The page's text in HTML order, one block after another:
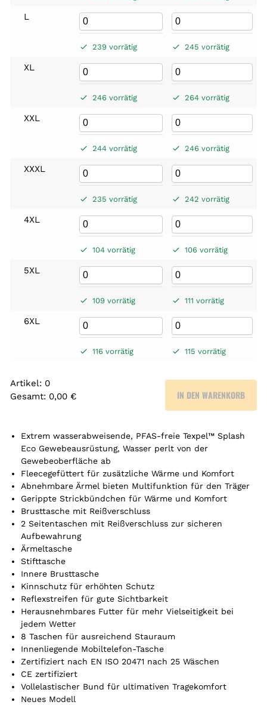
L
239 vorrätig 245 vorrätig
XL
246 vorrätig 264 vorrätig
XXL
244 vorrätig 246 vorrätig
XXXL
235 vorrätig 242 vorrätig
4XL
104 vorrätig 106 vorrätig
5XL
109 vorrätig 111 vorrätig
6XL
116 vorrätig 115 vorrätig
Artikel: 0
Gesamt: 0,00 €
r
k
e
l
.
Y
u
i
s
0
,
0
IN DEN WARENKORB
Extrem wasserabweisende, PFAS-freie Texpel™ Splash
Eco Gewebeausrüstung, Wasser perlt von der
Gewebeoberfläche ab
Fleecegefüttert für zusätzliche Wärme und Komfort
Abnehmbare Ärmel bieten Multifunktion für den Träger
Gerippte Strickbündchen für Wärme und Komfort
Brusttasche mit Reißverschluss
2 Seitentaschen mit Reißverschluss zur sicheren
Aufbewahrung
Ärmeltasche
Stifttasche
Innere Brusttasche
Kinnschutz für erhöhten Schutz
Reflexstreifen für gute Sichtbarkeit
Herausnehmbares Futter für mehr Vielseitigkeit bei
jedem Wetter
8 Taschen für ausreichend Stauraum
Innenliegende Mobiltelefon-Tasche
Zertifiziert nach EN ISO 20471 nach 25 Wäschen
CE zertifiziert
Vollelastischer Bund für ultimativen Tragekomfort
Neues Modell